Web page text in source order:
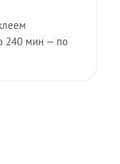
240 мин — по